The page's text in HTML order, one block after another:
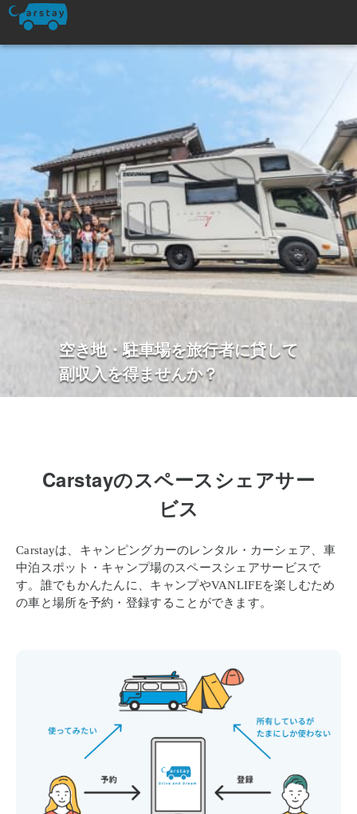
空き地・駐車場を旅行者に貸して
副収入を得ませんか？
Carstayのスペースシェアサー
ビス
Carstayは、キャンピングカーのレンタル・カーシェア、車
中泊スポット・キャンプ場のスペースシェアサービスで
す。 誰でもかんたんに、キャンプやVANLIFEを楽しむため
の車と場所を予約・登録することができます。